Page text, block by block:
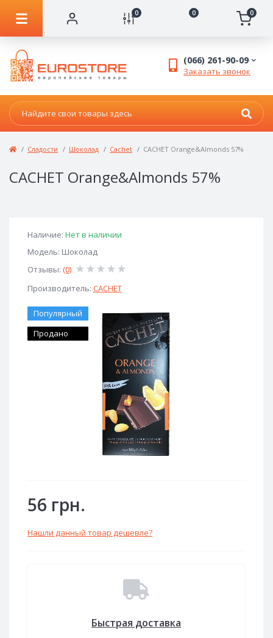
0 0 0
(066) 261-90-09
Заказать звонок
Сладости Шоколад Сachet CACHET Orange&Almonds 57%
CACHET Orange&Almonds 57%
Наличие: Нет в наличии
Модель: Шоколад
Отзывы: (0)
Производитель: CACHET
Популярный
Продано
56 грн.
Нашли данный товар дешевле?
Быстрая доставка